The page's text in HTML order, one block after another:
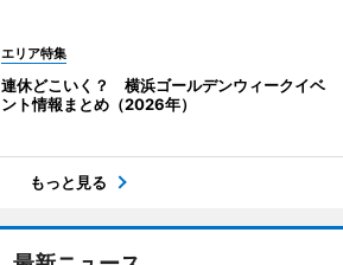
エリア特集
連休どこいく？ 横浜ゴールデンウィークイベ
ント情報まとめ（2026年）
もっと見る